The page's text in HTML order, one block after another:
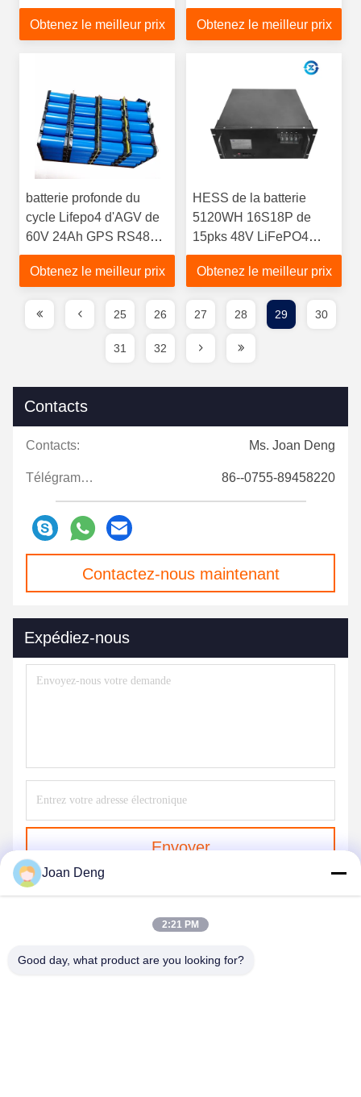
LiFePO4 pour le chariot
de golf
Obtenez le meilleur prix
cycles avec BMS
Obtenez le meilleur prix
batterie profonde du
cycle Lifepo4 d'AGV de
60V 24Ah GPS RS485
pour le moteur
Obtenez le meilleur prix
HESS de la batterie
5120WH 16S18P de
15pks 48V LiFePO4
pour le système solaire
Obtenez le meilleur prix
25 26 27 28 29 30
31 32
Contacts
Contacts: Ms. Joan Deng
Télégramme: 86--0755-89458220
Contactez-nous maintenant
Expédiez-nous
Envoyer
Joan Deng
2:21 PM
Good day, what product are you looking for?